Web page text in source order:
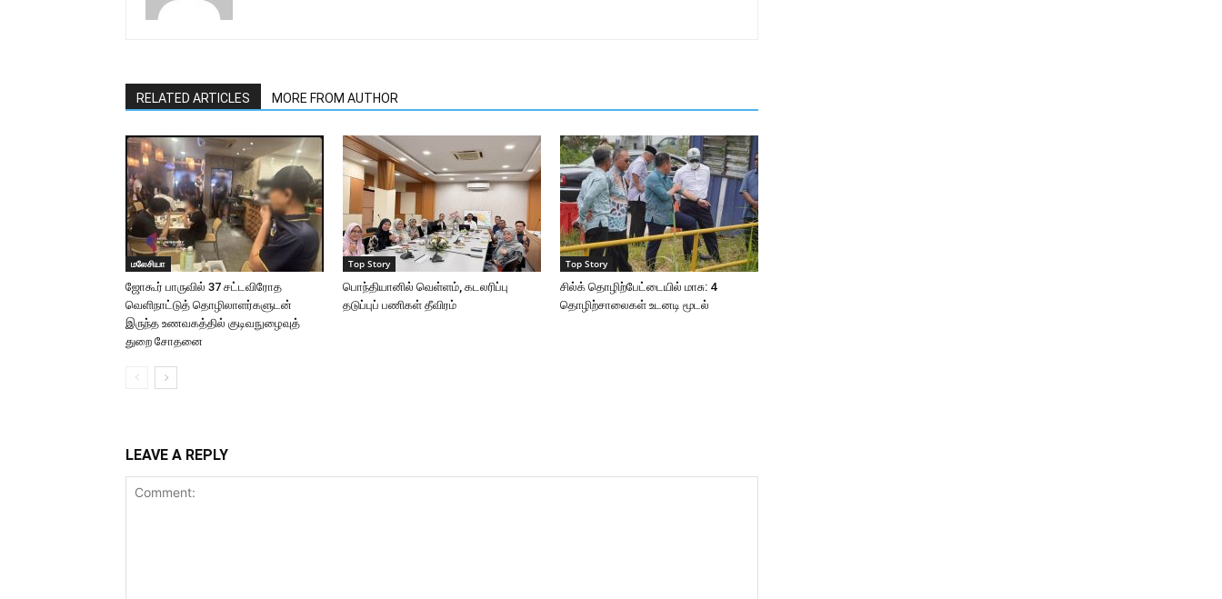
RELATED ARTICLES MORE FROM AUTHOR
மலேசியா
ஜோகூர் பாருவில் 37 சட்டவிரோத
வெளிநாட்டுத் தொழிலாளர்களுடன்
இருந்த உணவகத்தில் குடிவநுழைவுத்
துறை சோதனை
Top Story
பொந்தியானில் வெள்ளம், கடலரிப்பு
தடுப்புப் பணிகள் தீவிரம்
Top Story
சில்க் தொழிற்பேட்டையில் மாசு: 4
தொழிற்சாலைகள் உடனடி மூடல்
LEAVE A REPLY